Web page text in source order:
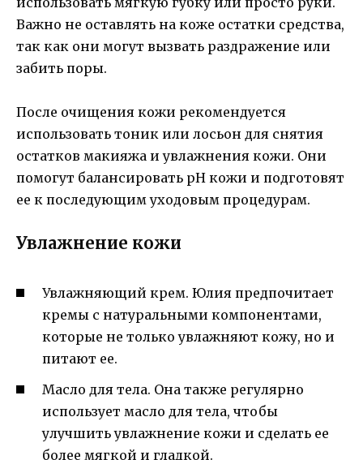
Важно не оставлять на коже остатки средства,
так как они могут вызвать раздражение или
забить поры.
После очищения кожи рекомендуется
использовать тоник или лосьон для снятия
остатков макияжа и увлажнения кожи. Они
помогут балансировать pH кожи и подготовят
ее к последующим уходовым процедурам.
Увлажнение кожи
Увлажняющий крем. Юлия предпочитает
кремы с натуральными компонентами,
которые не только увлажняют кожу, но и
питают ее.
Масло для тела. Она также регулярно
использует масло для тела, чтобы
улучшить увлажнение кожи и сделать ее
более мягкой и гладкой.